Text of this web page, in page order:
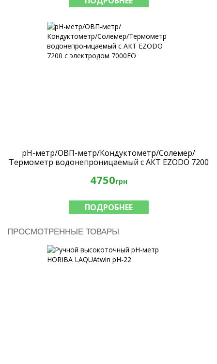
рН-метр/ОВП-метр/Кондуктометр/Солемер/
Термометр водонепроницаемый с АКТ EZODO 7200
4750грн
ПОДРОБНЕЕ
ПРОСМОТРЕННЫЕ ТОВАРЫ